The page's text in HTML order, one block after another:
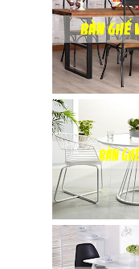
inox, chân
bàn ăn hot
trend 2023
Ghế decor
trong suốt,
ghế xoay
trong suốt
Ghế Eames
chân gỗ bọc
vải bố xanh